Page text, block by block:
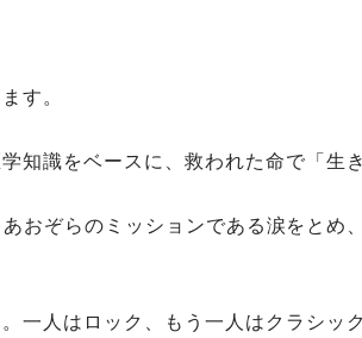
す。
知識をベースに、救われた命で「生
おぞらのミッションである涙をとめ
一人はロック、もう一人はクラシッ